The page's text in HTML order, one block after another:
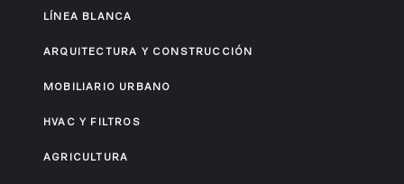
LÍNEA BLANCA
ARQUITECTURA Y CONSTRUCCIÓN
MOBILIARIO URBANO
HVAC Y FILTROS
AGRICULTURA